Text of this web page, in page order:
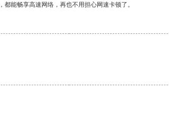
能畅享高速网络，再也不用担心网速卡顿了。